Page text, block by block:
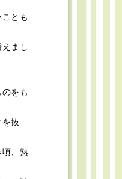
とも
まし
をも
抜
頃、熟